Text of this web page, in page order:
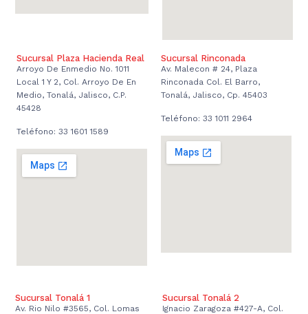
Sucursal Plaza Hacienda Real
Arroyo De Enmedio No. 1011
Local 1 Y 2, Col. Arroyo De En
Medio, Tonalá, Jalisco, C.P.
45428
Teléfono: 33 1601 1589
Sucursal Rinconada
Av. Malecon # 24, Plaza
Rinconada Col. El Barro,
Tonalá, Jalisco, Cp. 45403
Teléfono: 33 1011 2964
Sucursal Tonalá 1
Av. Rio Nilo #3565, Col. Lomas
Sucursal Tonalá 2
Ignacio Zaragoza #427-A, Col.